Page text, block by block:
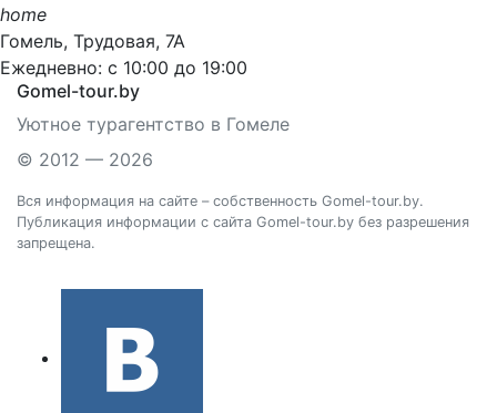
home
Гомель, Трудовая, 7А
Ежедневно: с 10:00 до 19:00
Gomel-tour.by
Уютное турагентство в Гомеле
© 2012 — 2026
Вся информация на сайте – собственность Gomel-tour.by.
Публикация информации с сайта Gomel-tour.by без разрешения
запрещена.